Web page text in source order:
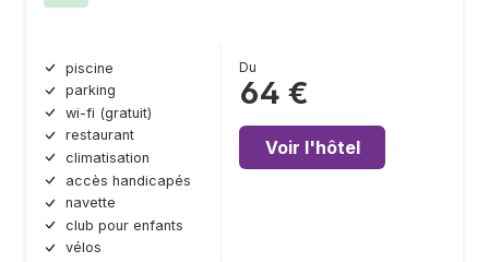
piscine
parking
wi-fi (gratuit)
restaurant
climatisation
accès handicapés
navette
club pour enfants
vélos
Du
64 €
Voir l'hôtel